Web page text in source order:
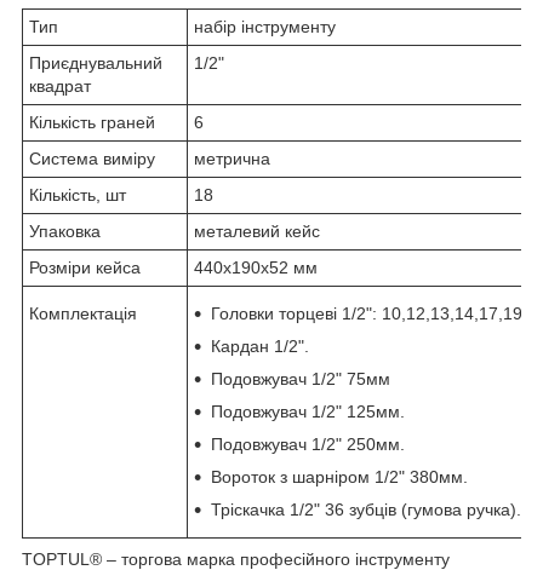
Тип
набір інструменту
Приєднувальний
квадрат
1/2"
Кількість граней
6
Система виміру
метрична
Кількість, шт
18
Упаковка
металевий кейс
Розміри кейса
440x190x52 мм
Комплектація
Головки торцеві 1/2":
Кардан 1/2".
Подовжувач 1/2" 75мм
Подовжувач 1/2" 125мм.
Подовжувач 1/2" 250мм.
Вороток з шарніром 1/2" 380мм.
Тріскачка 1/2" 36 зубців (гумова ручка).
TOPTUL® – торгова марка професійного інструменту